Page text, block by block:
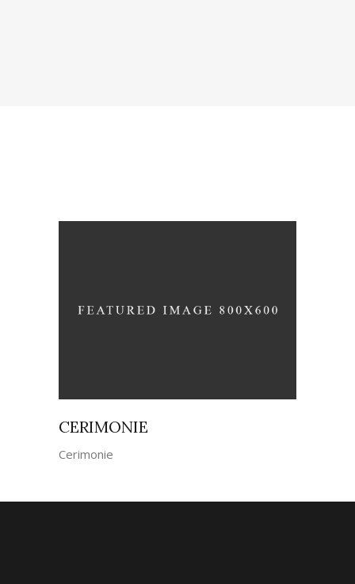
CERIMONIE
Cerimonie